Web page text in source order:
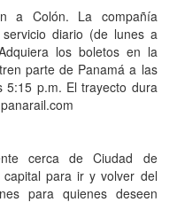
a Colón. La compañía
diario (de lunes a
los boletos en la
parte de Panamá a las
p.m. El trayecto dura
cerca de Ciudad de
para ir y volver del
para quienes deseen